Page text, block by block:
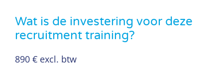
Wat is de investering voor deze
recruitment training?
890 € excl. btw